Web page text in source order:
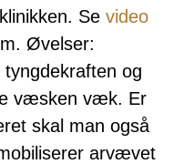
Se video
Øvelser:
og
væsken væk. Er
skal man også
arvævet